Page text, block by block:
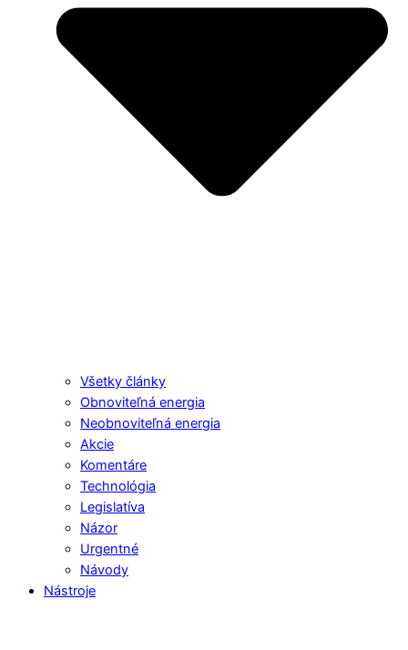
Všetky články
Obnoviteľná energia
Neobnoviteľná energia
Akcie
Komentáre
Technológia
Legislatíva
Názor
Urgentné
Návody
Nástroje